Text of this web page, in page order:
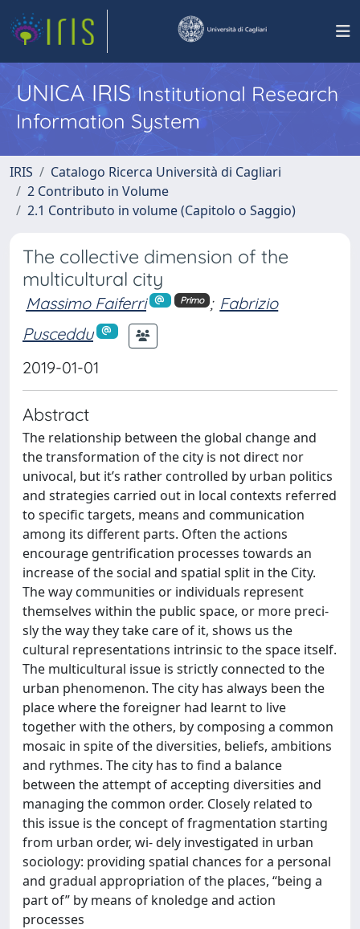
UNICA IRISInstitutional Research
Information System
IRIS
Catalogo Ricerca Università di Cagliari
2 Contributo in Volume
2.1 Contributo in volume (Capitolo o Saggio)
The collective dimension of the
multicultural city
Massimo Faiferri Primo ; Fabrizio
Pusceddu
2019-01-01
Abstract
The relationship between the global change and
the transformation of the city is not direct nor
univocal, but it’s rather controlled by urban politics
and strategies carried out in local contexts referred
to specific targets, means and communication
among its different parts. Often the actions
encourage gentrification processes towards an
increase of the social and spatial split in the City.
The way communities or individuals represent
themselves within the public space, or more preci-
sly the way they take care of it, shows us the
cultural representations intrinsic to the space itself.
The multicultural issue is strictly connected to the
urban phenomenon. The city has always been the
place where the foreigner had learnt to live
together with the others, by composing a common
mosaic in spite of the diversities, beliefs, ambitions
and rythmes. The city has to find a balance
between the attempt of accepting diversities and
managing the common order. Closely related to
this issue is the concept of fragmentation starting
from urban order, wi- dely investigated in urban
sociology: providing spatial chances for a personal
and gradual appropriation of the places, “being a
part of” by means of knoledge and action
processes